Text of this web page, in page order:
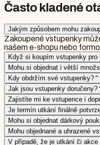
Často kladené
Jakým způsobem mohu
Zakoupené vstupenky
našem e-shopu nebo
Když si koupím vstupenky
Mohu si objednat i větší
Kdy obdržím své vstupenky? ⌃
Jak jsou vstupenky doručeny?
Zajistíte mi ke vstupence i
Je termín utkání finálně
Mohu si objednat dárkový
Mohu objednané a uhrazené
V případě, že je utkání či